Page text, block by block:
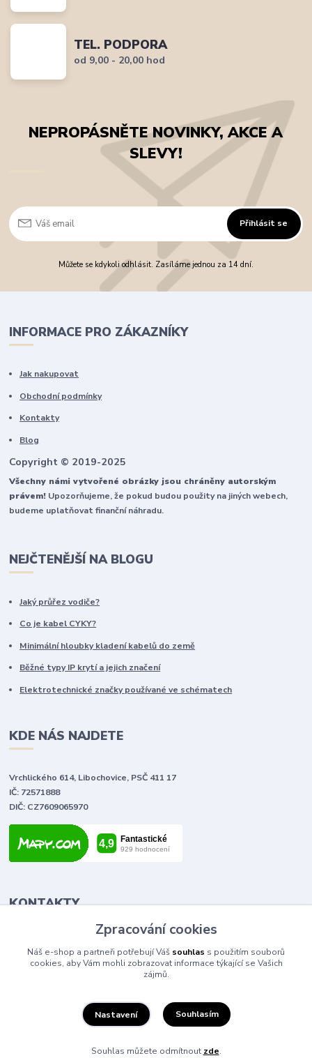
TEL. PODPORA
od 9,00 - 20,00 hod
NEPROPÁSNĚTE NOVINKY, AKCE A
SLEVY!
Přihlásit se
Můžete se kdykoli odhlásit. Zasíláme jednou za 14 dní.
INFORMACE PRO ZÁKAZNÍKY
Jak nakupovat
Obchodní podmínky
Kontakty
Blog
Copyright © 2019-2025
Všechny námi vytvořené obrázky jsou chráněny autorským
právem! Upozorňujeme, že pokud budou použity na jiných webech,
budeme uplatňovat finanční náhradu.
NEJČTENĚJŠÍ NA BLOGU
Jaký průřez vodiče?
Co je kabel CYKY?
Minimální hloubky kladení kabelů do země
Běžné typy IP krytí a jejich značení
Elektrotechnické značky používané ve schématech
KDE NÁS NAJDETE
Vrchlického 614, Libochovice, PSČ 411 17
IČ: 72571888
DIČ: CZ7609065970
KONTAKTY
Tomáš Vlček
+420 702 090 443
volejte od 9,00 - 20,00 hod
info@elektromaterial.cz
Zpracování cookies
Náš e-shop a partneři potřebují Váš souhlas s použitím souborů
cookies, aby Vám mohli zobrazovat informace týkající se Vašich
zájmů.
Nastavení Souhlasím
Souhlas můžete odmítnout zde.